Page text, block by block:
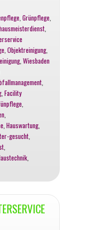
,Grünpflege,
,
,Objektreinigung,
,Wiesbaden
,
,Facility
,
,
,Hauswartung,
gesucht,
,
,